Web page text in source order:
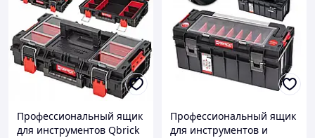
Профессиональный ящик
для инструментов Qbrick
Профессиональный ящик
для инструментов и